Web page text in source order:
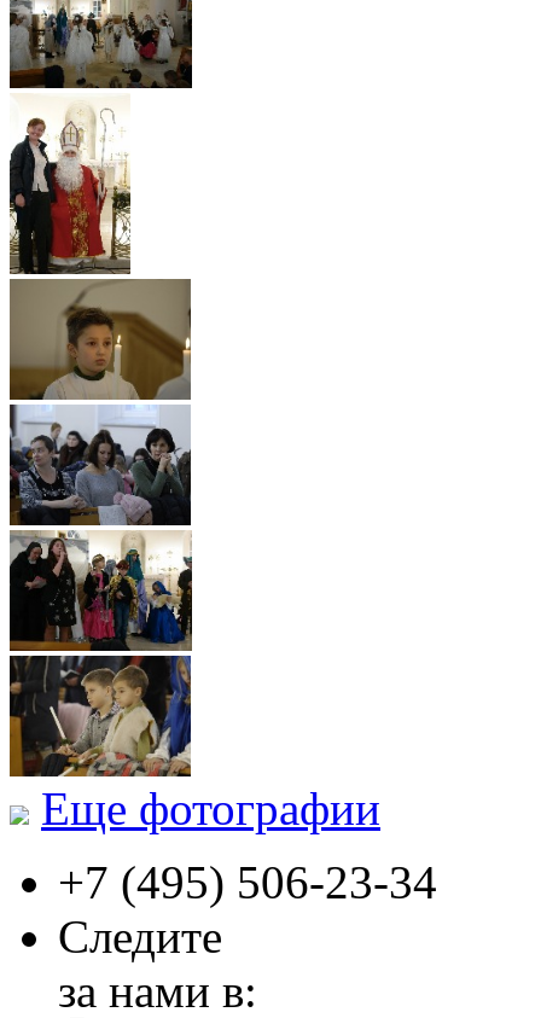
Еще фотографии
+7 (495) 506-23-34
Следите
за нами в: